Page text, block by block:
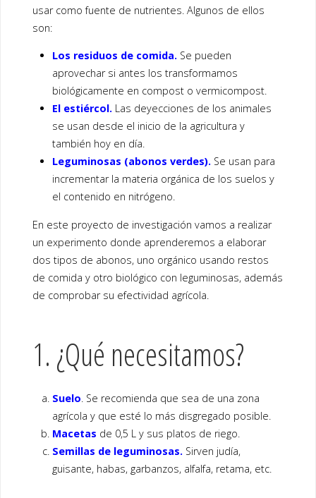
usar como fuente de nutrientes. Algunos de ellos
son:
Los residuos de comida. Se pueden
aprovechar si antes los transformamos
biológicamente en compost o vermicompost.
El estiércol. Las deyecciones de los animales
se usan desde el inicio de la agricultura y
también hoy en día.
Leguminosas (abonos verdes). Se usan para
incrementar la materia orgánica de los suelos y
el contenido en nitrógeno.
En este proyecto de investigación vamos a realizar
un experimento donde aprenderemos a elaborar
dos tipos de abonos, uno orgánico usando restos
de comida y otro biológico con leguminosas, además
de comprobar su efectividad agrícola.
1. ¿Qué necesitamos?
Suelo. Se recomienda que sea de una zona
agrícola y que esté lo más disgregado posible.
Macetas de 0,5 L y sus platos de riego.
Semillas de leguminosas. Sirven judía,
guisante, habas, garbanzos, alfalfa, retama, etc.